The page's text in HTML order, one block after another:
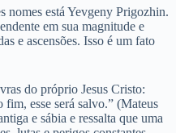
nomes está Yevgeny Prigozhin.
em sua magnitude e
e ascensões. Isso é um fato
do próprio Jesus Cristo:
esse será salvo.” (Mateus
e sábia e ressalta que uma